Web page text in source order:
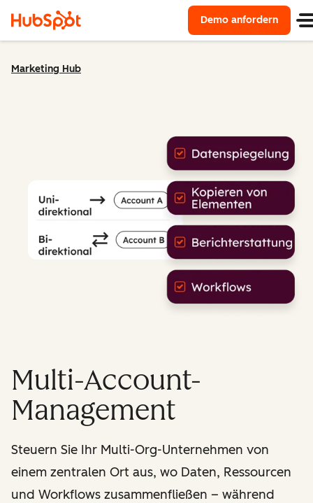
Demo anfordern
Marketing Hub
Multi-Account-
Management
Steuern Sie Ihr Multi-Org-Unternehmen von
einem zentralen Ort aus, wo Daten, Ressourcen
und Workflows zusammenfließen – während